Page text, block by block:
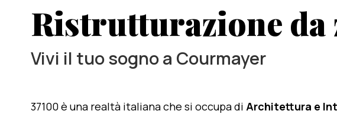
Ristrutturazione da
Vivi il tuo sogno a Courmayer
37100 è una realtà italiana che si occupa di Architettura e